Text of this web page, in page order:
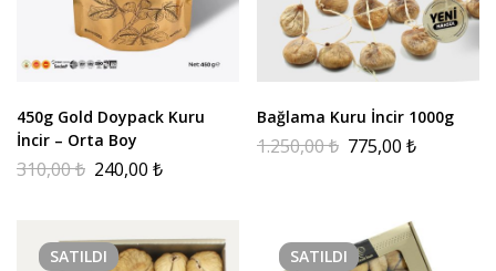
450g Gold Doypack Kuru
İncir – Orta Boy
310,00₺ 240,00 ₺
Bağlama Kuru İncir 1000g
1.250,00₺ 775,00 ₺
SATILDI SATILDI